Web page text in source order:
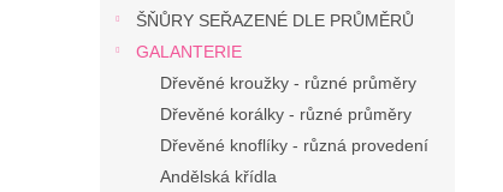
ŠŇŮRY SEŘAZENÉ DLE PRŮMĚRŮ
GALANTERIE
Dřevěné kroužky - různé průměry
Dřevěné korálky - různé průměry
Dřevěné knoflíky - různá provedení
Andělská křídla